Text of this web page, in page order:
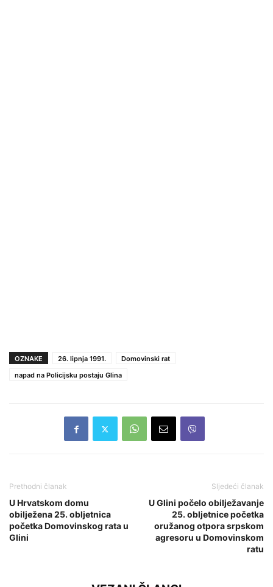
OZNAKE 26. lipnja 1991.
Domovinski rat
napad na Policijsku postaju Glina
Prethodni članak
U Hrvatskom domu
obilježena 25. obljetnica
početka Domovinskog rata u
Glini
Sljedeći članak
U Glini počelo obilježavanje
25. obljetnice početka
oružanog otpora srpskom
agresoru u Domovinskom
ratu